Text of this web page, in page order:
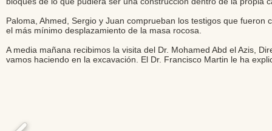
Paloma, Ahmed, Sergio y Juan comprueban los testigos que
el más mínimo desplazamiento de la masa rocosa.
A media mañana recibimos la visita del Dr. Mohamed Abd el Azis,
vamos haciendo en la excavación. El Dr. Francisco Martin le ha